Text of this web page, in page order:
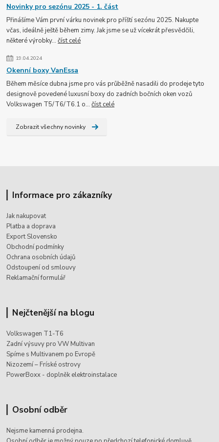
Novinky pro sezónu 2025 - 1. část
Přinášíme Vám první várku novinek pro příští sezónu 2025. Nakupte
včas, ideálně ještě během zimy. Jak jsme se už vícekrát přesvědčili,
některé výrobky...číst celé
19.04.2024
Okenní boxy VanEssa
Během měsíce dubna jsme pro vás průběžně nasadili do prodeje tyto
designově povedené luxusní boxy do zadních bočních oken vozů
Volkswagen T5/T6/T6.1 o...číst celé
Zobrazit všechny novinky
Informace pro zákazníky
Jak nakupovat
Platba a doprava
Export Slovensko
Obchodní podmínky
Ochrana osobních údajů
Odstoupení od smlouvy
Reklamační formulář
Nejčtenější na blogu
Volkswagen T1-T6
Zadní výsuvy pro VW Multivan
Spíme s Multivanem po Evropě
Nizozemí – Fríské ostrovy
PowerBoxx - doplněk elektroinstalace
Osobní odběr
Nejsme kamenná prodejna.